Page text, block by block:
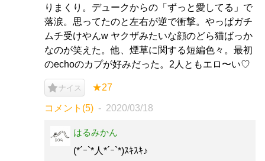
りまくり。デュークからの「ずっと愛してる」で
落涙。思ってたのと左右が逆で衝撃。やっぱガチ
ムチ受けやんw ヤクザみたいな顔のどら猫ばっか
なのが笑えた。他、煙草に関する短編色々。最初
のechoのカプが好みだった。2人ともエロ〜い♡
ナイス ★27
コメント(5) 2020/03/18
はるみかん
(*´ｰ`*人*´ｰ`*)ｽｷｽｷ♪